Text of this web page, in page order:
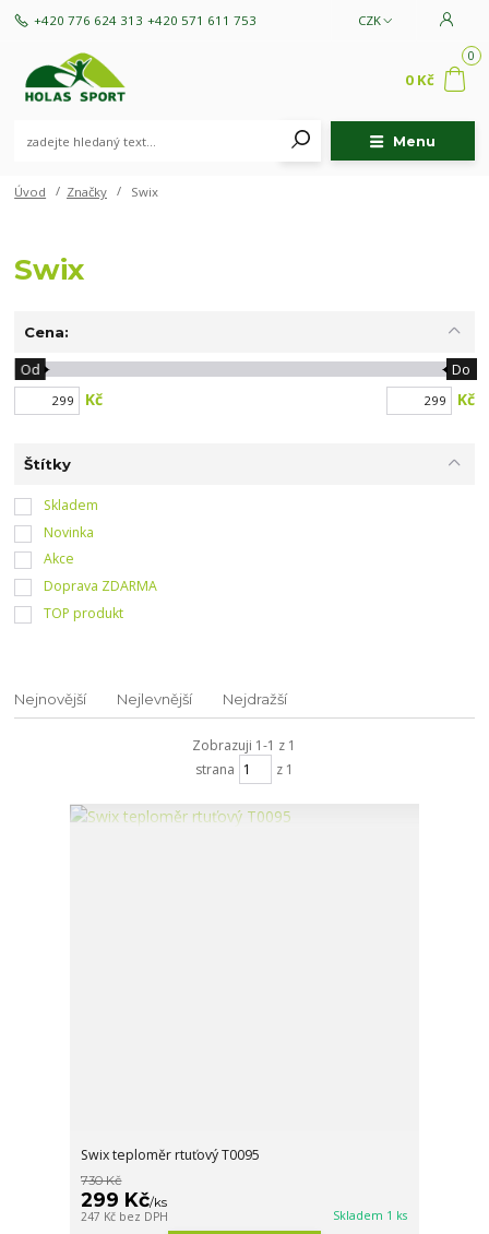
Menu
CZK
+420 776 624 313 +420 571 611 753
0
0 Kč
Úvod Značky Swix
Swix
Cena:
Kč
Od Do
Kč
Štítky
Skladem
Novinka
Akce
Doprava ZDARMA
TOP produkt
Nejnovější Nejlevnější Nejdražší
Zobrazuji 1-1 z 1
strana
z 1
Swix teploměr rtuťový T0095
730 Kč
299 Kč/ks
247 Kč bez DPH Skladem 1 ks